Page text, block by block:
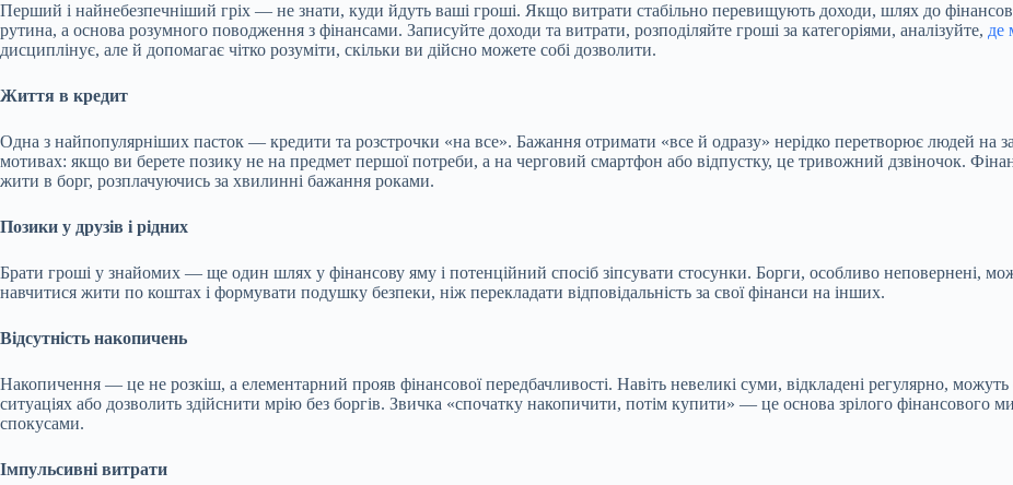
Перший і найнебезпечніший гріх — не знати, куди йдуть ваші гроші. Якщо витрати стабільно перевищують доходи, шлях до
рутина, а основа розумного поводження з фінансами. Записуйте доходи та витрати, розподіляйте гроші за категоріями, аналізуйте, де
дисциплінує, але й допомагає чітко розуміти, скільки ви дійсно можете собі дозволити.
Життя в кредит
Одна з найпопулярніших пасток — кредити та розстрочки «на все». Бажання отримати «все й одразу» нерідко перетворює людей на
мотивах: якщо ви берете позику не на предмет першої потреби, а на черговий смартфон або відпустку, це тривожний дзвіночок.
жити в борг, розплачуючись за хвилинні бажання роками.
Позики у друзів і рідних
Брати гроші у знайомих — ще один шлях у фінансову яму і потенційний спосіб зіпсувати стосунки. Борги, особливо неповернені,
навчитися жити по коштах і формувати подушку безпеки, ніж перекладати відповідальність за свої фінанси на інших.
Відсутність накопичень
Накопичення — це не розкіш, а елементарний прояв фінансової передбачливості. Навіть невеликі суми, відкладені регулярно,
ситуаціях або дозволить здійснити мрію без боргів. Звичка «спочатку накопичити, потім купити» — це основа зрілого фінансового
спокусами.
Імпульсивні витрати